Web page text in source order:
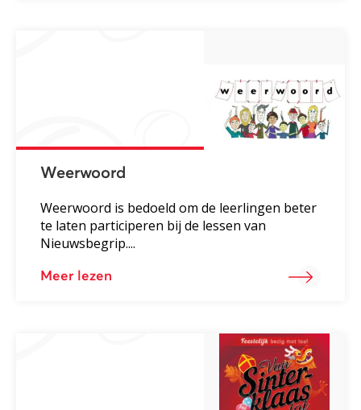
Weerwoord
Weerwoord is bedoeld om de leerlingen beter
te laten participeren bij de lessen van
Nieuwsbegrip....
Meer lezen